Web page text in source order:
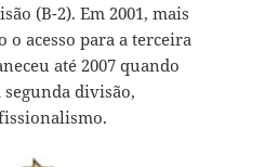
(B-2). Em 2001, mais
acesso para a terceira
até 2007 quando
divisão,